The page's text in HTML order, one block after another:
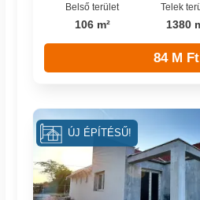
Belső terület
106 m²
Telek
1380
84 M Ft
ÚJ ÉPÍTÉSŰ!